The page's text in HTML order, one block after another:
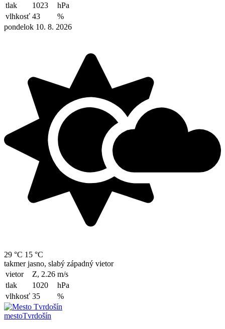
tlak
1023
hPa
vlhkosť 43
%
pondelok 10. 8. 2026
29 °C 15 °C
takmer jasno, slabý západný vietor
vietor
Z, 2.26 m/s
tlak
1020
hPa
vlhkosť 35 %
mestoTvrdošín